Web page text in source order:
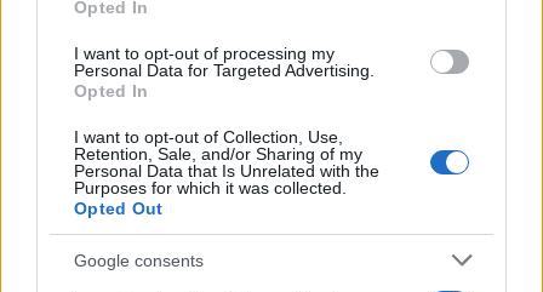
Opted In
I want to opt-out of processing my
Personal Data for Targeted Advertising.
Opted In
I want to opt-out of Collection, Use,
Retention, Sale, and/or Sharing of my
Personal Data that Is Unrelated with the
Purposes for which it was collected.
Opted Out
Google consents
se necessario, una passata di carta assorbente
sulla fronte riduce il sudore che gonfia i capelli. La
sera, pettinare la frangia di lato o fissarla morbida
seguendo il principio diprevenzione
più che di
correzione.